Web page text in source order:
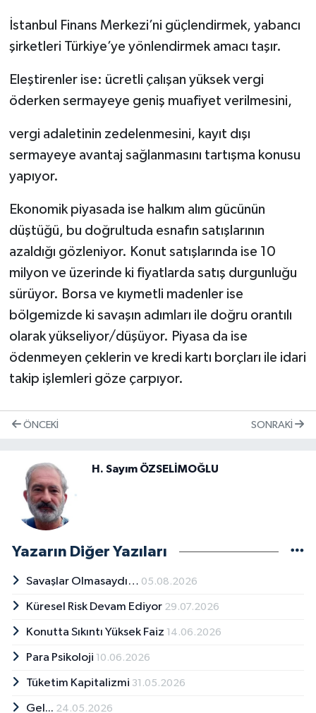
İstanbul Finans Merkezi’ni güçlendirmek, yabancı
şirketleri Türkiye’ye yönlendirmek amacı taşır.
Eleştirenler ise: ücretli çalışan yüksek vergi
öderken sermayeye geniş muafiyet verilmesini,
vergi adaletinin zedelenmesini, kayıt dışı
sermayeye avantaj sağlanmasını tartışma konusu
yapıyor.
Ekonomik piyasada ise halkım alım gücünün
düştüğü, bu doğrultuda esnafın satışlarının
azaldığı gözleniyor. Konut satışlarında ise 10
milyon ve üzerinde ki fiyatlarda satış durgunluğu
sürüyor. Borsa ve kıymetli madenler ise
bölgemizde ki savaşın adımları ile doğru orantılı
olarak yükseliyor/düşüyor. Piyasa da ise
ödenmeyen çeklerin ve kredi kartı borçları ile idari
takip işlemleri göze çarpıyor.
ÖNCEKI SONRAKI
H. Sayım ÖZSELİMOĞLU
Yazarın Diğer Yazıları
Savaşlar Olmasaydı… 05.08.2026
Küresel Risk Devam Ediyor 29.07.2026
Konutta Sıkıntı Yüksek Faiz 14.06.2026
Para Psikoloji 10.06.2026
Tüketim Kapitalizmi 31.05.2026
Gel... 24.05.2026